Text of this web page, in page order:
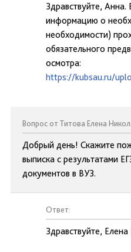
Здравствуйте,
информацию о
необходимости)
обязательного
осмотра:
https://kubsau.ru/
Вопрос от Титова Елена
Добрый день! Скажите
выписка с результатами
документов в ВУЗ.
Ответ:
Здравствуйте,